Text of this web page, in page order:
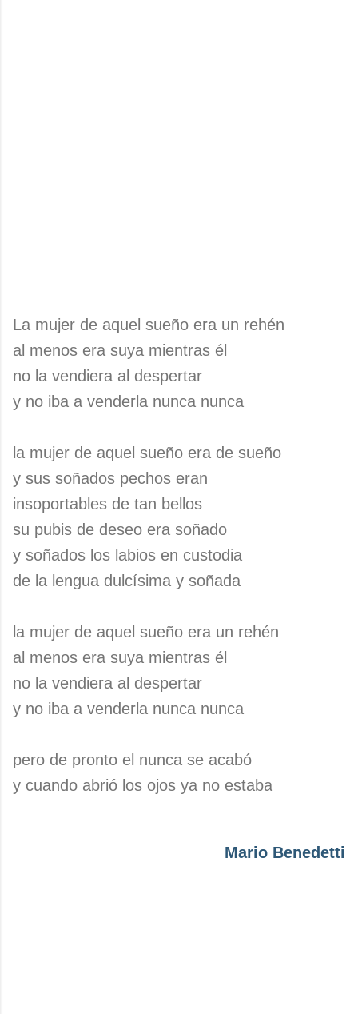
La mujer de aquel sueño era un rehén
al menos era suya mientras él
no la vendiera al despertar
y no iba a venderla nunca nunca
la mujer de aquel sueño era de sueño
y sus soñados pechos eran
insoportables de tan bellos
su pubis de deseo era soñado
y soñados los labios en custodia
de la lengua dulcísima y soñada
la mujer de aquel sueño era un rehén
al menos era suya mientras él
no la vendiera al despertar
y no iba a venderla nunca nunca
pero de pronto el nunca se acabó
y cuando abrió los ojos ya no estaba
Mario Benedetti